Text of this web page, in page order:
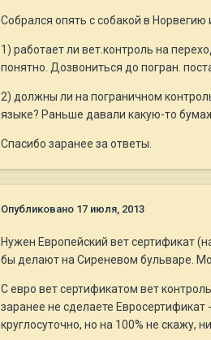
Собрался опять с собакой в
1) работает ли вет.контроль на
понятно. Дозвониться до погран.
2) должны ли на пограничном
языке? Раньше давали какую-то
Спасибо заранее за ответы.
Опубликовано 17 июля, 2013
Нужен Европейский вет сертификат
бы делают на Сиреневом бульваре.
С евро вет сертификатом вет
заранее не сделаете
круглосуточно, но на 100% не скажу,